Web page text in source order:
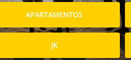
APARTAMENTOS
JK